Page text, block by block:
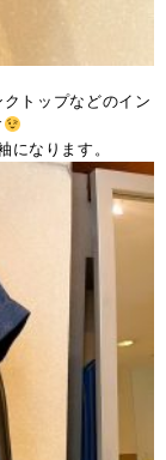
トップなどのイン
になります。